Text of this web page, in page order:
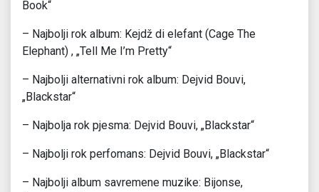
Book“
– Najbolji rok album: Kejdž di elefant (Cage The
Elephant) , „Tell Me I’m Pretty“
– Najbolji alternativni rok album: Dejvid Bouvi,
„Blackstar“
– Najbolja rok pjesma: Dejvid Bouvi, „Blackstar“
– Najbolji rok perfomans: Dejvid Bouvi, „Blackstar“
– Najbolji album savremene muzike: Bijonse,